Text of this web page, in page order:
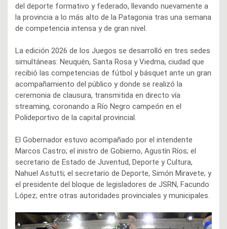
del deporte formativo y federado, llevando nuevamente a
la provincia a lo más alto de la Patagonia tras una semana
de competencia intensa y de gran nivel.
La edición 2026 de los Juegos se desarrolló en tres sedes
simultáneas: Neuquén, Santa Rosa y Viedma, ciudad que
recibió las competencias de fútbol y básquet ante un gran
acompañamiento del público y donde se realizó la
ceremonia de clausura, transmitida en directo vía
streaming, coronando a Río Negro campeón en el
Polideportivo de la capital provincial.
El Gobernador estuvo acompañado por el intendente
Marcos Castro; el inistro de Gobierno, Agustín Ríos; el
secretario de Estado de Juventud, Deporte y Cultura,
Nahuel Astutti; el secretario de Deporte, Simón Miravete; y
el presidente del bloque de legisladores de JSRN, Facundo
López; entre otras autoridades provinciales y municipales.